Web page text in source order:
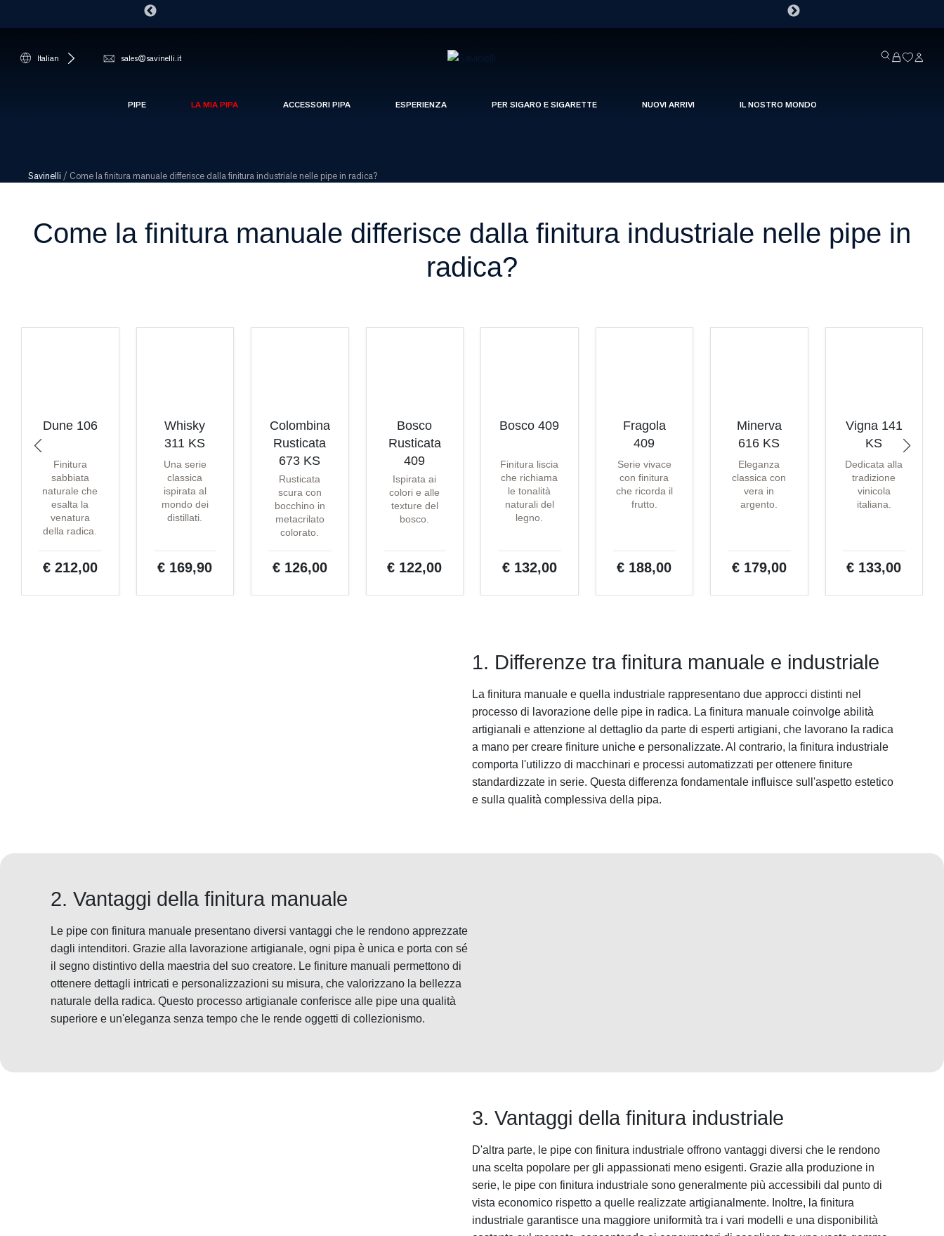
Italian sales@savinelli.it
PIPE LA MIA PIPA ACCESSORI PIPA ESPERIENZA PER SIGARO E SIGARETTE NUOVI ARRIVI IL NOSTRO MONDO
Savinelli / Come la finitura manuale differisce dalla finitura industriale nelle pipe in radica?
Come la finitura manuale differisce dalla finitura industriale nelle pipe in
radica?
Dune 106
Finitura
sabbiata
naturale che
esalta la
venatura
della radica.
€ 212,00
Whisky
311 KS
Una serie
classica
ispirata al
mondo dei
distillati.
€ 169,90
Colombina
Rusticata
673 KS
Rusticata
scura con
bocchino in
metacrilato
colorato.
€ 126,00
Bosco
Rusticata
409
Ispirata ai
colori e alle
texture del
bosco.
€ 122,00
Bosco 409
Finitura liscia
che richiama
le tonalità
naturali del
legno.
€ 132,00
Fragola
409
Serie vivace
con finitura
che ricorda il
frutto.
€ 188,00
Minerva
616 KS
Eleganza
classica con
vera in
argento.
€ 179,00
Vigna 141
KS
Dedicata alla
tradizione
vinicola
italiana.
€ 133,00
1. Differenze tra finitura manuale e industriale
La finitura manuale e quella industriale rappresentano due approcci distinti nel
processo di lavorazione delle pipe in radica. La finitura manuale coinvolge abilità
artigianali e attenzione al dettaglio da parte di esperti artigiani, che lavorano la radica
a mano per creare finiture uniche e personalizzate. Al contrario, la finitura industriale
comporta l'utilizzo di macchinari e processi automatizzati per ottenere finiture
standardizzate in serie. Questa differenza fondamentale influisce sull'aspetto estetico
e sulla qualità complessiva della pipa.
2. Vantaggi della finitura manuale
Le pipe con finitura manuale presentano diversi vantaggi che le rendono apprezzate
dagli intenditori. Grazie alla lavorazione artigianale, ogni pipa è unica e porta con sé
il segno distintivo della maestria del suo creatore. Le finiture manuali permettono di
ottenere dettagli intricati e personalizzazioni su misura, che valorizzano la bellezza
naturale della radica. Questo processo artigianale conferisce alle pipe una qualità
superiore e un'eleganza senza tempo che le rende oggetti di collezionismo.
3. Vantaggi della finitura industriale
D'altra parte, le pipe con finitura industriale offrono vantaggi diversi che le rendono
una scelta popolare per gli appassionati meno esigenti. Grazie alla produzione in
serie, le pipe con finitura industriale sono generalmente più accessibili dal punto di
vista economico rispetto a quelle realizzate artigianalmente. Inoltre, la finitura
industriale garantisce una maggiore uniformità tra i vari modelli e una disponibilità